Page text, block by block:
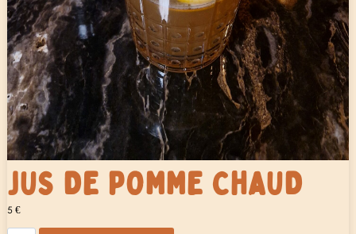
JUS DE POMME CHAUD
5 €